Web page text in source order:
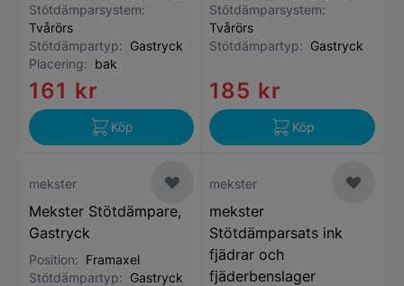
Stötdämparsystem:
Tvårörs
Stötdämpartyp: Gastryck
Placering: bak
161 kr
Köp
Stötdämparsystem:
Tvårörs
Stötdämpartyp: Gastryck
185 kr
Köp
mekster
Mekster Stötdämpare,
Gastryck
Position: Framaxel
Stötdämpartyp: Gastryck
mekster
mekster
Stötdämparsats ink
fjädrar och
fjäderbenslager